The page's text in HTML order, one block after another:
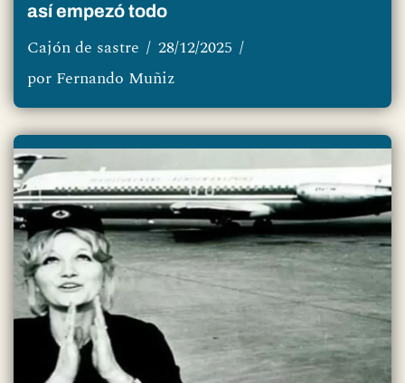
así empezó todo
Cajón de sastre
28/12/2025
por Fernando Muñiz